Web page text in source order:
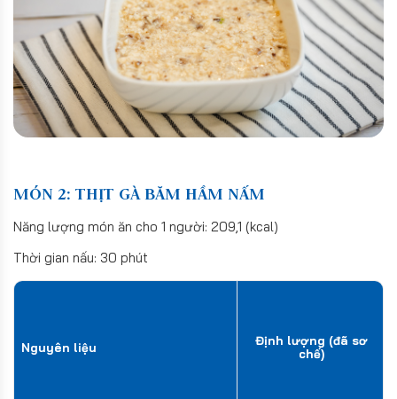
MÓN 2: THỊT GÀ BĂM HẦM NẤM
Năng lượng món ăn cho 1 người: 209,1 (kcal)
Thời gian nấu: 30 phút
Nguyên liệu
Định lượng (đã sơ
chế)